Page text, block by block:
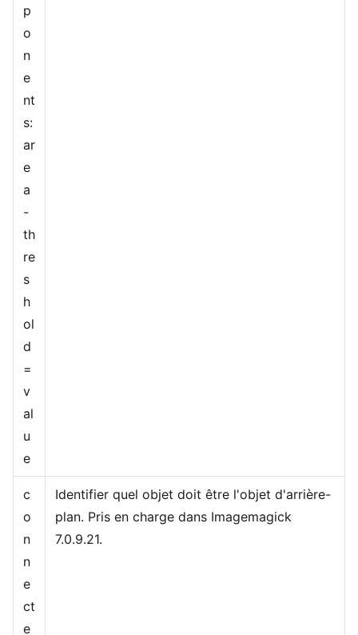
p
o
n
e
nt
s:
ar
e
a
-
th
re
s
h
ol
d
=
v
al
u
e
c
o
n
n
e
ct
e
Identifier quel objet doit être l'objet d'arrière-
plan. Pris en charge dans Imagemagick
7.0.9.21.